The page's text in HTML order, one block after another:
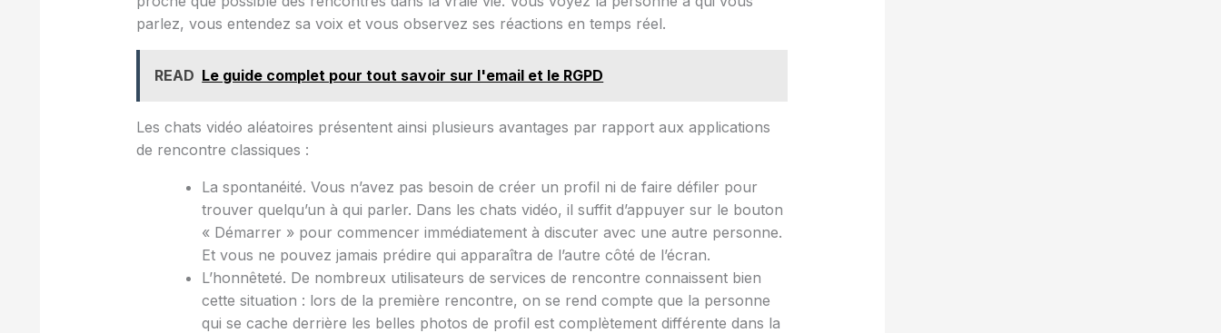
parlez, vous entendez sa voix et vous observez ses réactions en temps réel.
READ Le guide complet pour tout savoir sur l'email et le RGPD
Les chats vidéo aléatoires présentent ainsi plusieurs avantages par rapport aux applications
de rencontre classiques :
La spontanéité. Vous n’avez pas besoin de créer un profil ni de faire défiler pour
trouver quelqu’un à qui parler. Dans les chats vidéo, il suffit d’appuyer sur le bouton
« Démarrer » pour commencer immédiatement à discuter avec une autre personne.
Et vous ne pouvez jamais prédire qui apparaîtra de l’autre côté de l’écran.
L’honnêteté. De nombreux utilisateurs de services de rencontre connaissent bien
cette situation : lors de la première rencontre, on se rend compte que la personne
qui se cache derrière les belles photos de profil est complètement différente dans la